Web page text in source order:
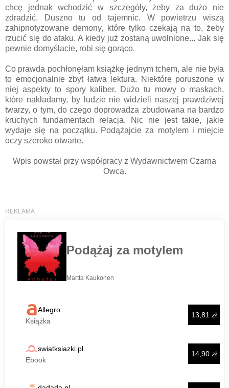
chcę jednak wchodzić w szczegóły, żeby za dużo nie
zdradzić. Duszno tu od tajemnic. W powietrzu wiszą
zahipnotyzowane demony, które tylko czekają na to, żeby
rzucić się do ataku. A kiedy już zostaną uwolnione... Jak się
pewnie domyślacie, robi się gorąco.
Co prawda pochłonęłam książkę jednym tchem, ale nie była
to emocjonalnie zbyt łatwa lektura. Niektóre poruszone w
niej aspekty to spory kaliber. Dużo tu mowy o maskach,
które nakładamy, by ludzie nie widzieli naszej prawdziwej
twarzy, o tym, do czego doprowadza zbudowana na bardzo
kruchych fundamentach relacja. Nic nie jest takie, jakie
wydaje się na początku. Podążajcie za motylem i miejcie
oczy szeroko otwarte.
Wpis powstał przy współpracy z Wydawnictwem Czarna
Owca.